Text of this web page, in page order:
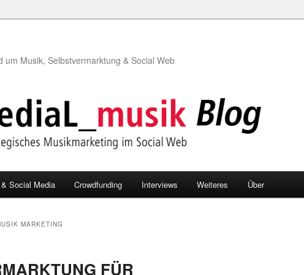
um Musik, Selbstvermarktung & Social Web
Social Media Crowdfunding Interviews Weiteres Über
MARKETING
FÜR